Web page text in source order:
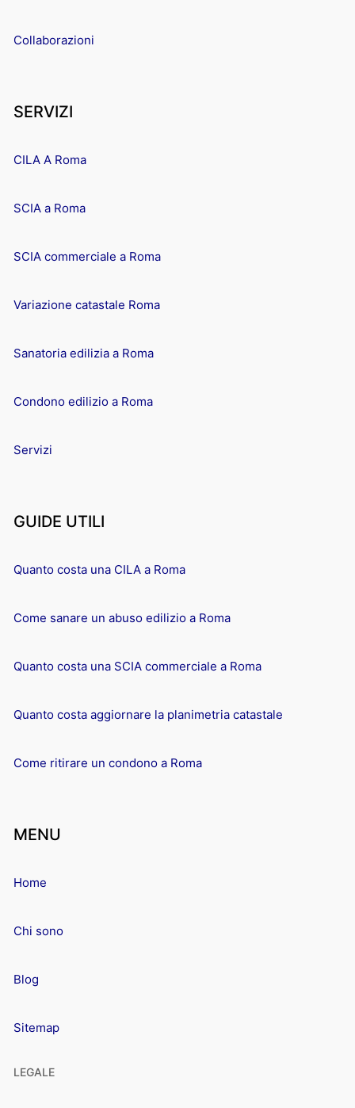
Collaborazioni
SERVIZI
CILA A Roma
SCIA a Roma
SCIA commerciale a Roma
Variazione catastale Roma
Sanatoria edilizia a Roma
Condono edilizio a Roma
Servizi
GUIDE UTILI
Quanto costa una CILA a Roma
Come sanare un abuso edilizio a Roma
Quanto costa una SCIA commerciale a Roma
Quanto costa aggiornare la planimetria catastale
Come ritirare un condono a Roma
MENU
Home
Chi sono
Blog
Sitemap
LEGALE